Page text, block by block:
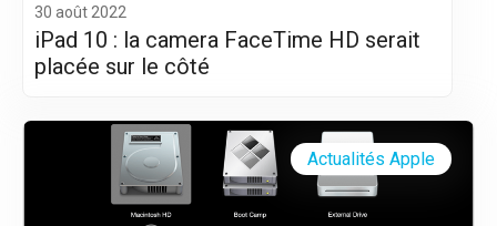
30 août 2022
iPad 10 : la camera FaceTime HD serait
placée sur le côté
Actualités Apple